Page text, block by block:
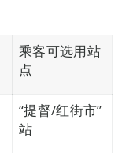
乘客可选用站
点
“提督/红街市”
站